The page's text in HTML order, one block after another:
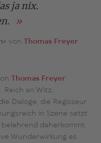
ja nix.
» vonThomas Freyer
Thomas Freyer
an Witz,
Dialoge, die Regisseur
in Szene setzt
daherkommt,
Wunderwirkung es